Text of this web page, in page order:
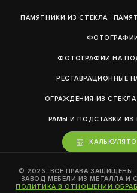
ПАМЯТНИКИ ИЗ СТЕКЛА
ФОТОГРАФИИ НА
РЕСТАВРАЦИОННЫЕ
ОГРАЖДЕНИЯ ИЗ СТЕКЛА
РАМЫ И ПОДСТАВКИ ИЗ
© 2026. ВСЕ ПРАВА
ЗАВОД МЕБЕЛИ ИЗ МЕТАЛЛА И
ПОЛИТИКА В ОТНОШЕНИИ